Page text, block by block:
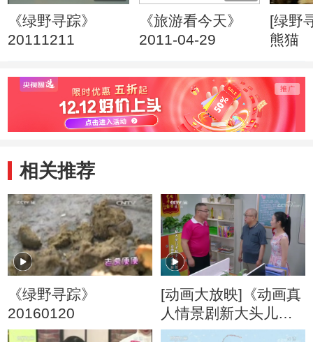
《绿野寻踪》
20111211
《旅游看今天》
2011-04-29
[绿野寻踪
熊猫
相关推荐
《绿野寻踪》
20160120
[动画大放映]《动画真
人情景剧新大头儿子
和小头爸爸》 第2集